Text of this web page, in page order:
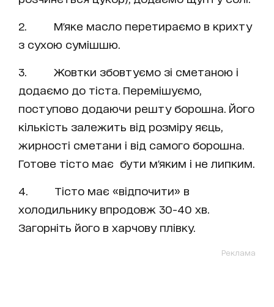
2. М'яке масло перетираємо в крихту
з сухою сумішшю.
3. Жовтки збовтуємо зі сметаною і
додаємо до тіста. Перемішуємо,
поступово додаючи решту борошна. Його
кількість залежить від розміру яєць,
жирності сметани і від самого борошна.
Готове тісто має бути м'яким і не липким.
4. Тісто має «відпочити» в
холодильнику впродовж 30-40 хв.
Загорніть його в харчову плівку.
Реклама